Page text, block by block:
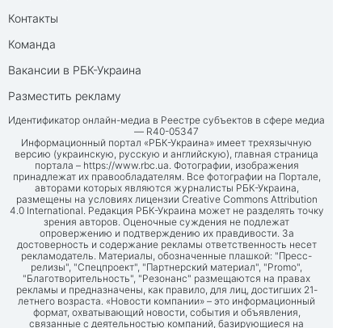
Контакты
Команда
Вакансии в РБК-Украина
Разместить рекламу
Идентификатор онлайн-медиа в Реестре субъектов в сфере медиа
— R40-05347
Информационный портал «РБК-Украина» имеет трехязычную
версию (украинскую, русскую и английскую), главная страница
портала – https://www.rbc.ua. Фотографии, изображения
принадлежат их правообладателям. Все фотографии на Портале,
авторами которых являются журналисты РБК-Украина,
размещены на условиях лицензии Creative Commons Attribution
4.0 International. Редакция РБК-Украина может не разделять точку
зрения авторов. Оценочные суждения не подлежат
опровержению и подтверждению их правдивости. За
достоверность и содержание рекламы ответственность несет
рекламодатель. Материалы, обозначенные плашкой: "Пресс-
релизы", "Спецпроект", "Партнерский материал", "Promo",
"Благотворительность", "Резонанс" размещаются на правах
рекламы и предназначены, как правило, для лиц, достигших 21-
летнего возраста. «Новости компании» – это информационный
формат, охватывающий новости, события и объявления,
связанные с деятельностью компаний, базирующиеся на